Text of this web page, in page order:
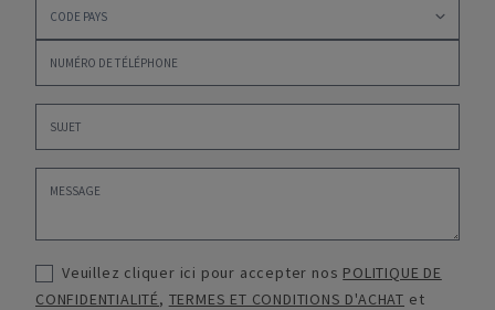
Veuillez cliquer ici pour accepter nos POLITIQUE DE
CONFIDENTIALITÉ, TERMES ET CONDITIONS D'ACHAT et